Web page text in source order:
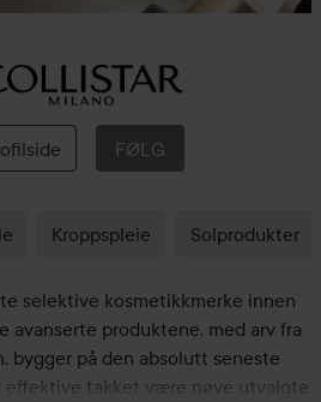
Collistar
FØLG
Kroppspleie Solprodukter
selektive kosmetikkmerke innen
avanserte produktene, med arv fra
bygger på den absolutt seneste
effektive takket være nøye utvalgte